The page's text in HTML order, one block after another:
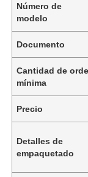
Número de
modelo
Documento
Cantidad de
mínima
Precio
Detalles de
empaquetado